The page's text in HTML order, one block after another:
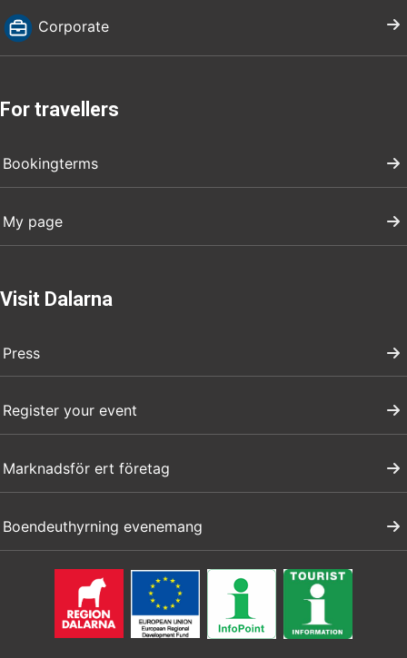
Corporate
For travellers
Bookingterms
My page
Visit Dalarna
Press
Register your event
Marknadsför ert företag
Boendeuthyrning evenemang